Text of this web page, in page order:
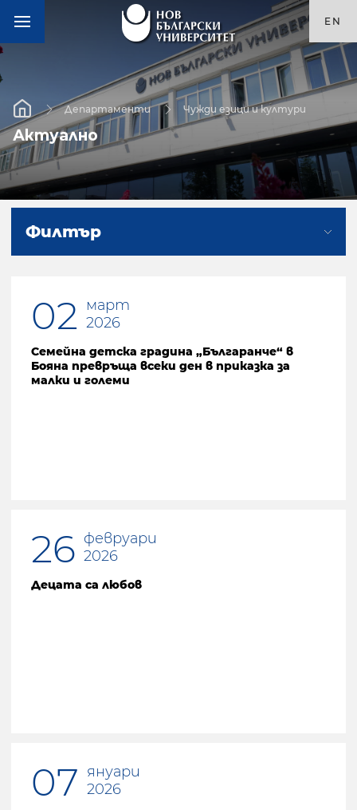
EN
Департаменти Чужди езици и култури
Актуално
Филтър
02
март
2026
Семейна детска градина „Българанче“ в
Бояна превръща всеки ден в приказка за
малки и големи
26 февруари
2026
Децата са любов
07 януари
2026